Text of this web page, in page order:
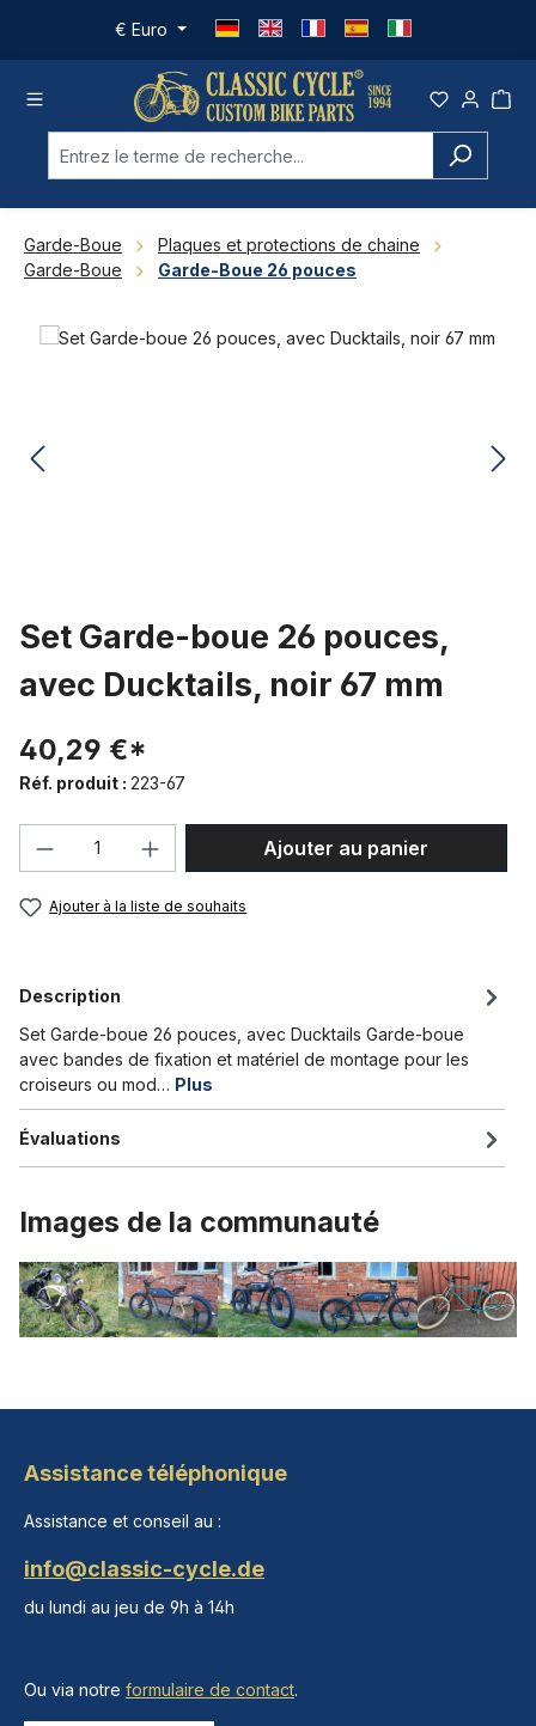
Passer au contenu principal
€ Euro
Garde-Boue
Plaques et protections de chaine
Garde-Boue
Garde-Boue 26 pouces
Ignorer la galerie d'images
Set Garde-boue 26 pouces,
avec Ducktails, noir 67 mm
40,29 €*
Réf. produit : 223-67
Quantité de produit : Entrez la
Ajouter au panier
Ajouter à la liste de souhaits
Description
Set Garde-boue 26 pouces, avec Ducktails Garde-boue
avec bandes de fixation et matériel de montage pour les
croiseurs ou mod… Plus
Évaluations
Images de la communauté
Assistance téléphonique
Assistance et conseil au :
info@classic-cycle.de
du lundi au jeu de 9h à 14h
Ou via notre formulaire de contact.